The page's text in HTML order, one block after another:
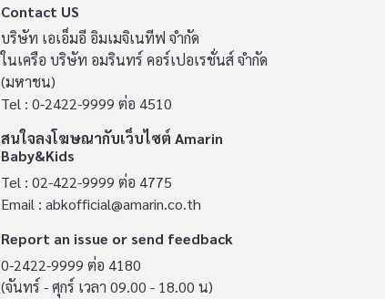
Contact US
บริษัท เอเอ็มอี อิมเมจิเนทีฟ จำกัด
ในเครือ บริษัท อมรินทร์ คอร์เปอเรชั่นส์ จำกัด
(มหาชน)
Tel : 0-2422-9999 ต่อ 4510
สนใจลงโฆษณากับเว็บไซต์ Amarin
Baby&Kids
Tel : 02-422-9999 ต่อ 4775
Email : abkofficial@amarin.co.th
Report an issue or send feedback
0-2422-9999 ต่อ 4180
(จันทร์ - ศุกร์ เวลา 09.00 - 18.00 น)